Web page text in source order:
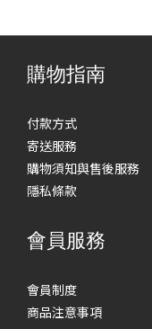
購物指南
付款方式
寄送服務
購物須知與售後服務
隱私條款
會員服務
會員制度
商品注意事項